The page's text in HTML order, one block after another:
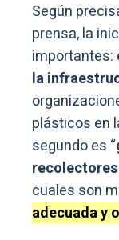
Según
prensa, la
importantes:
la
plásticos en
segundo es “
cuales son
adecuada y